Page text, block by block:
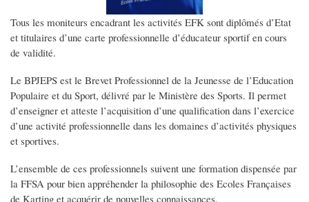
Tous les moniteurs encadrant les activités EFK sont diplômés d’Etat
et titulaires d’une carte professionnelle d’éducateur sportif en cours
de validité.
Le BPJEPS est le Brevet Professionnel de la Jeunesse de l’Education
Populaire et du Sport, délivré par le Ministère des Sports. Il permet
d’enseigner et atteste l’acquisition d’une qualification dans l’exercice
d’une activité professionnelle dans les domaines d’activités physiques
et sportives.
L’ensemble de ces professionnels suivent une formation dispensée par
la FFSA pour bien appréhender la philosophie des Ecoles Françaises
de Karting et acquérir de nouvelles connaissances.